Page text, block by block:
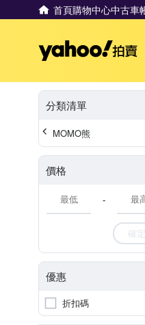
首頁購物中心中古車
分類清單
MOMO熊
價格
-
確定
優惠
折扣碼